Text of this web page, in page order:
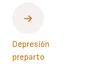
Depresión
preparto